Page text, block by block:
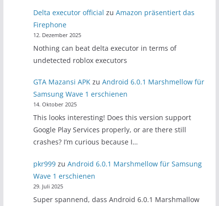
Delta executor official zuAmazon präsentiert das
Firephone
12. Dezember 2025
Nothing can beat delta executor in terms of
undetected roblox executors
GTA Mazansi APK zuAndroid 6.0.1 Marshmellow für
Samsung Wave 1 erschienen
14. Oktober 2025
This looks interesting! Does this version support
Google Play Services properly, or are there still
crashes? I’m curious because I…
pkr999 zuAndroid 6.0.1 Marshmellow für Samsung
Wave 1 erschienen
29. Juli 2025
Super spannend, dass Android 6.0.1 Marshmallow